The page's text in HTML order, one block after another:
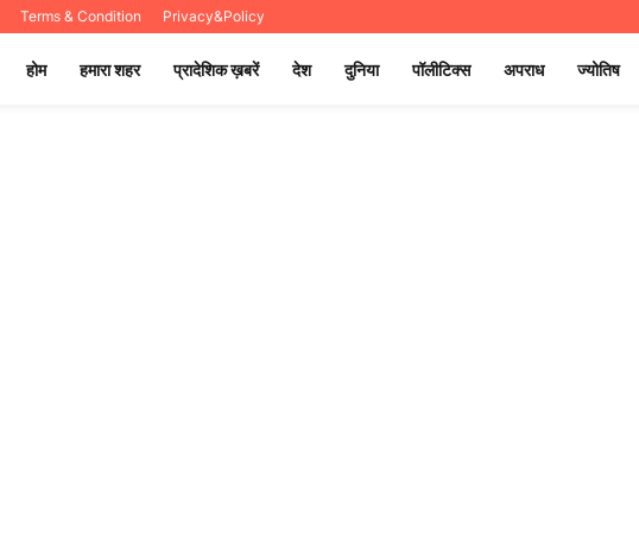
Terms & Condition Privacy&Policy
होम हमारा शहर प्रादेशिक ख़बरें देश दुनिया पॉलीटिक्स अपराध ज्योतिष